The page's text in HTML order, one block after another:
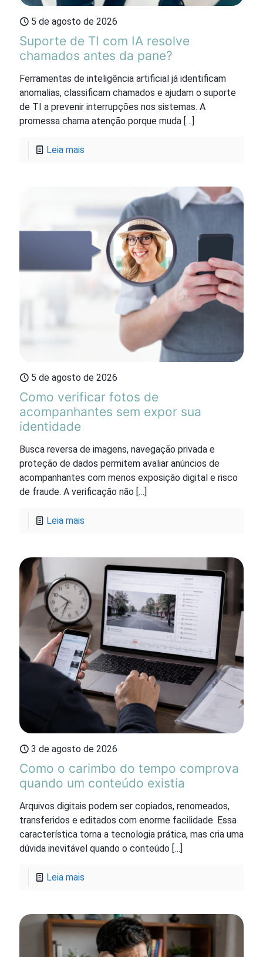
5 de agosto de 2026
Suporte de TI com IA resolve
chamados antes da pane?
Ferramentas de inteligência artificial já identificam
anomalias, classificam chamados e ajudam o suporte
de TI a prevenir interrupções nos sistemas. A
promessa chama atenção porque muda […]
Leia mais
5 de agosto de 2026
Como verificar fotos de
acompanhantes sem expor sua
identidade
Busca reversa de imagens, navegação privada e
proteção de dados permitem avaliar anúncios de
acompanhantes com menos exposição digital e risco
de fraude. A verificação não […]
Leia mais
3 de agosto de 2026
Como o carimbo do tempo comprova
quando um conteúdo existia
Arquivos digitais podem ser copiados, renomeados,
transferidos e editados com enorme facilidade. Essa
característica torna a tecnologia prática, mas cria uma
dúvida inevitável quando o conteúdo […]
Leia mais